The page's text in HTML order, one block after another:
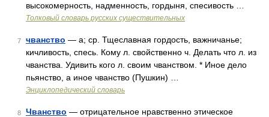
высокомерность, надменность, гордыня, спесивость …
Толковый словарь русских существительных
7 чванство — а; ср. Тщеславная гордость, важничанье;
кичливость, спесь. Кому л. свойственно ч. Делать что л. из
чванства. Удивить кого л. своим чванством. * Иное дело
пьянство, а иное чванство (Пушкин) …
Энциклопедический словарь
8 Чванство — отрицательное нравственно этическое